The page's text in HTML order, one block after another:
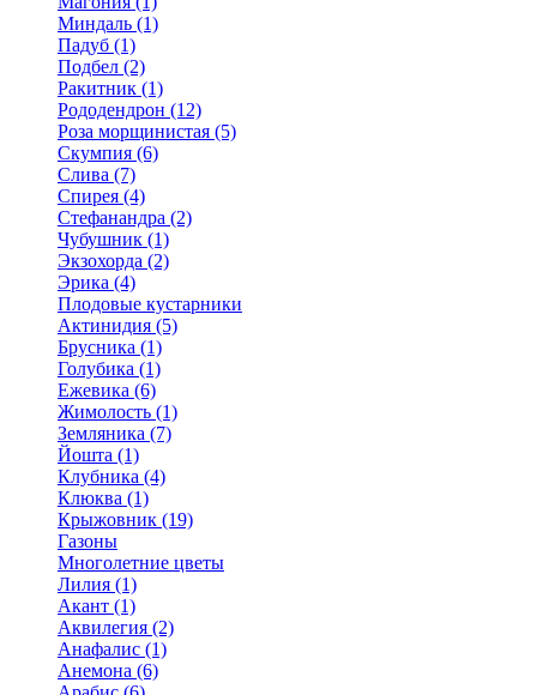
Миндаль (1)
Падуб (1)
Подбел (2)
Ракитник (1)
Рододендрон (12)
Роза морщинистая (5)
Скумпия (6)
Слива (7)
Спирея (4)
Стефанандра (2)
Чубушник (1)
Экзохорда (2)
Эрика (4)
Плодовые кустарники
Актинидия (5)
Брусника (1)
Голубика (1)
Ежевика (6)
Жимолость (1)
Земляника (7)
Йошта (1)
Клубника (4)
Клюква (1)
Крыжовник (19)
Газоны
Многолетние цветы
Лилия (1)
Акант (1)
Аквилегия (2)
Анафалис (1)
Анемона (6)